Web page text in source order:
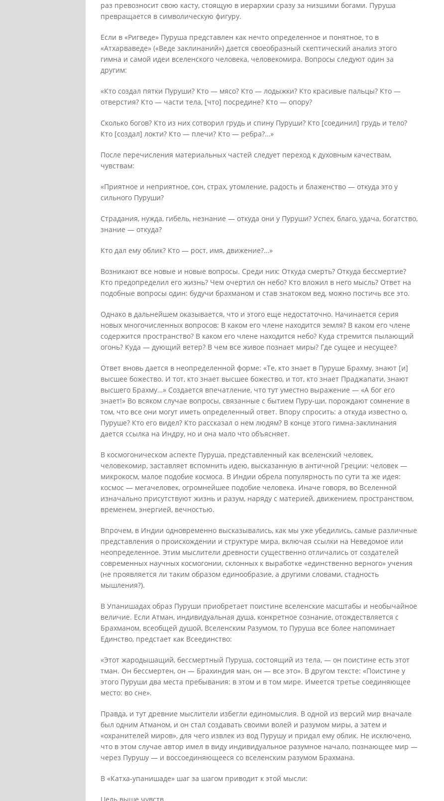
раз превозносит свою касту, стоящую в иерархии сразу за низшими богами. Пуруша
превращается в символическую фигуру.
Если в «Ригведе» Пуруша представлен как нечто определенное и понятное, то в
«Атхарваведе» («Веде заклинаний») дается своеобразный скептический анализ этого
гимна и самой идеи вселенского человека, человекомира. Вопросы следуют один за
другим:
«Кто создал пятки Пуруши? Кто — мясо? Кто — лодыжки? Кто красивые пальцы? Кто —
отверстия? Кто — части тела, [что] посредине? Кто — опору?
Сколько богов? Кто из них сотворил грудь и спину Пуруши? Кто [соединил] грудь и тело?
Кто [создал] локти? Кто — плечи? Кто — ребра?…»
После перечисления материальных частей следует переход к духовным качествам,
чувствам:
«Приятное и неприятное, сон, страх, утомление, радость и блаженство — откуда это у
сильного Пуруши?
Страдания, нужда, гибель, незнание — откуда они у Пуруши? Успех, благо, удача, богатство,
знание — откуда?
Кто дал ему облик? Кто — рост, имя, движение?…»
Возникают все новые и новые вопросы. Среди них: Откуда смерть? Откуда бессмертие?
Кто предопределил его жизнь? Чем очертил он небо? Кто вложил в него мысль? Ответ на
подобные вопросы один: будучи брахманом и став знатоком вед, можно постичь все это.
Однако в дальнейшем оказывается, что и этого еще недостаточно. Начинается серия
новых многочисленных вопросов: В каком его члене находится земля? В каком его члене
содержится пространство? В каком его члене находится небо? Куда стремится пылающий
огонь? Куда — дующий ветер? В чем все живое познает миры? Где сущее и несущее?
Ответ вновь дается в неопределенной форме: «Те, кто знает в Пуруше Брахму, знают [и]
высшее божество. И тот, кто знает высшее божество, и тот, кто знает Праджапати, знают
высшего Брахму…» Создается впечатление, что тут уместно выражение — «А бог его
знает!» Во всяком случае вопросы, связанные с бытием Пуру-ши, порождают сомнение в
том, что все они могут иметь определенный ответ. Впору спросить: а откуда известно о,
Пуруше? Кто его видел? Кто рассказал о нем людям? В конце этого гимна-заклинания
дается ссылка на Индру, но и она мало что объясняет.
В космогоническом аспекте Пуруша, представленный как вселенский человек,
человекомир, заставляет вспомнить идею, высказанную в античной Греции: человек —
микрокосм, малое подобие космоса. В Индии обрела популярность по сути та же идея:
космос — мегачеловек, огромнейшее подобие человека. Иначе говоря, во Вселенной
изначально присутствуют жизнь и разум, наряду с материей, движением, пространством,
временем, энергией, вечностью.
Впрочем, в Индии одновременно высказывались, как мы уже убедились, самые различные
представления о происхождении и структуре мира, включая ссылки на Неведомое или
неопределенное. Этим мыслители древности существенно отличались от создателей
современных научных космогонии, склонных к выработке «единственно верного» учения
(не проявляется ли таким образом единообразие, а другими словами, стадность
мышления?).
В Упанишадах образ Пуруши приобретает поистине вселенские масштабы и необычайное
величие. Если Атман, индивидуальная душа, конкретное сознание, отождествляется с
Брахманом, всеобщей душой, Вселенским Разумом, то Пуруша все более напоминает
Единство, предстает как Всеединство:
«Этот жародышащий, бессмертный Пуруша, состоящий из тела, — он поистине есть этот
тман. Он бессмертен, он — Брахиндия ман, он — все это». В другом тексте: «Поистине у
этого Пуруши два места пребывания: в этом и в том мире. Имеется третье соединяющее
место: во сне».
Правда, и тут древние мыслители избегли единомыслия. В одной из версий мир вначале
был одним Атманом, и он стал создавать своими волей и разумом миры, а затем и
«охранителей миров», для чего извлек из вод Пурушу и придал ему облик. Не исключено,
что в этом случае автор имел в виду индивидуальное разумное начало, познающее мир —
через Пурушу — и воссоединяющееся со вселенским разумом Брахмана.
В «Катха-упанишаде» шаг за шагом приводит к этой мысли: